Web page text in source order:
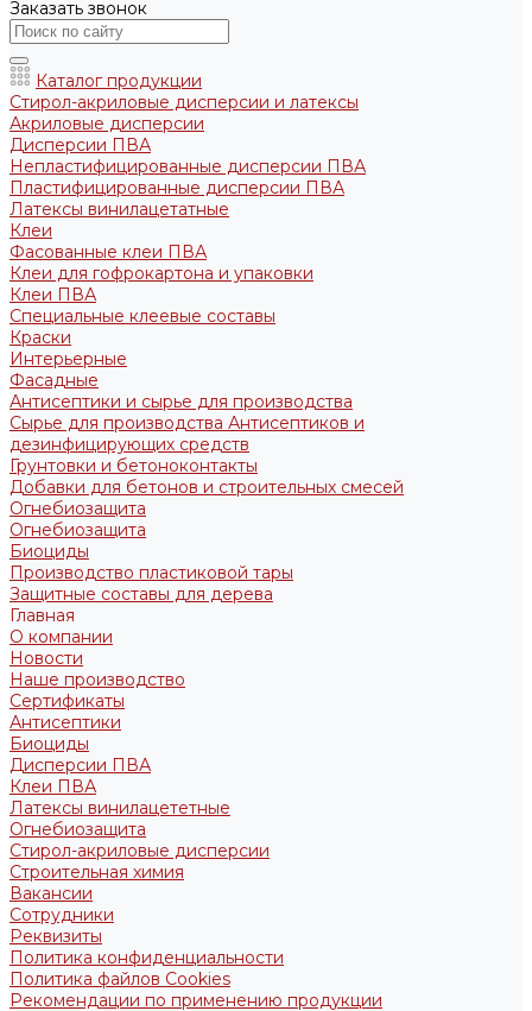
Заказать звонок
Каталог продукции
Стирол-акриловые дисперсии и латексы
Акриловые дисперсии
Дисперсии ПВА
Непластифицированные дисперсии ПВА
Пластифицированные дисперсии ПВА
Латексы винилацетатные
Клеи
Фасованные клеи ПВА
Клеи для гофрокартона и упаковки
Клеи ПВА
Специальные клеевые составы
Краски
Интерьерные
Фасадные
Антисептики и сырье для производства
Сырье для производства Антисептиков и
дезинфицирующих средств
Грунтовки и бетоноконтакты
Добавки для бетонов и строительных смесей
Огнебиозащита
Огнебиозащита
Биоциды
Производство пластиковой тары
Защитные составы для дерева
Главная
О компании
Новости
Наше производство
Сертификаты
Антисептики
Биоциды
Дисперсии ПВА
Клеи ПВА
Латексы винилацететные
Огнебиозащита
Стирол-акриловые дисперсии
Строительная химия
Вакансии
Сотрудники
Реквизиты
Политика конфиденциальности
Политика файлов Cookies
Рекомендации по применению продукции